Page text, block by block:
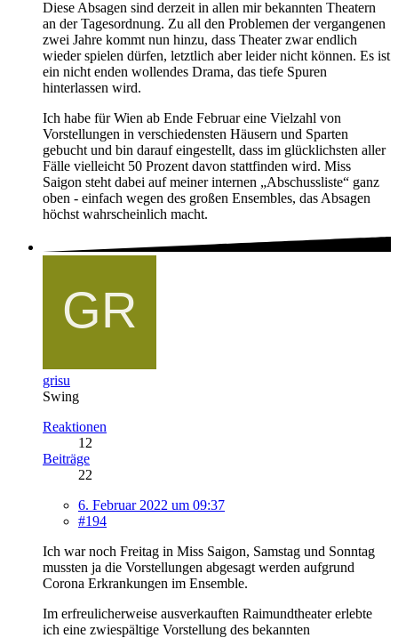
Diese Absagen sind derzeit in allen mir bekannten Theatern
an der Tagesordnung. Zu all den Problemen der vergangenen
zwei Jahre kommt nun hinzu, dass Theater zwar endlich
wieder spielen dürfen, letztlich aber leider nicht können. Es ist
ein nicht enden wollendes Drama, das tiefe Spuren
hinterlassen wird.
Ich habe für Wien ab Ende Februar eine Vielzahl von
Vorstellungen in verschiedensten Häusern und Sparten
gebucht und bin darauf eingestellt, dass im glücklichsten aller
Fälle vielleicht 50 Prozent davon stattfinden wird. Miss
Saigon steht dabei auf meiner internen „Abschussliste“ ganz
oben - einfach wegen des großen Ensembles, das Absagen
höchst wahrscheinlich macht.
grisu
Swing
Reaktionen
12
Beiträge
22
6. Februar 2022 um 09:37
#194
Ich war noch Freitag in Miss Saigon, Samstag und Sonntag
mussten ja die Vorstellungen abgesagt werden aufgrund
Corona Erkrankungen im Ensemble.
Im erfreulicherweise ausverkauften Raimundtheater erlebte
ich eine zwiespältige Vorstellung des bekannten